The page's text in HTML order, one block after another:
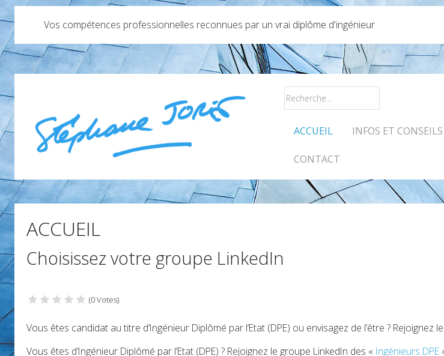
Vos compétences professionnelles reconnues par un vrai diplôme d'ingénieur
ACCUEIL INFOS ET CONSEILS
CONTACT
ACCUEIL
Choisissez votre groupe LinkedIn
(0 Votes)
Vous êtes candidat au titre d’Ingénieur Diplômé par l’Etat (DPE) ou envisagez de l’être ? Rejoignez
Vous êtes d’Ingénieur Diplômé par l’Etat (DPE) ? Rejoignez le groupe LinkedIn des « Ingénieurs DPE